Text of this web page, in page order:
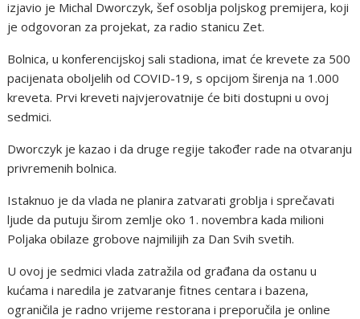
izjavio je Michal Dworczyk, šef osoblja poljskog premijera, koji
je odgovoran za projekat, za radio stanicu Zet.
Bolnica, u konferencijskoj sali stadiona, imat će krevete za 500
pacijenata oboljelih od COVID-19, s opcijom širenja na 1.000
kreveta. Prvi kreveti najvjerovatnije će biti dostupni u ovoj
sedmici.
Dworczyk je kazao i da druge regije također rade na otvaranju
privremenih bolnica.
Istaknuo je da vlada ne planira zatvarati groblja i sprečavati
ljude da putuju širom zemlje oko 1. novembra kada milioni
Poljaka obilaze grobove najmilijih za Dan Svih svetih.
U ovoj je sedmici vlada zatražila od građana da ostanu u
kućama i naredila je zatvaranje fitnes centara i bazena,
ograničila je radno vrijeme restorana i preporučila je online